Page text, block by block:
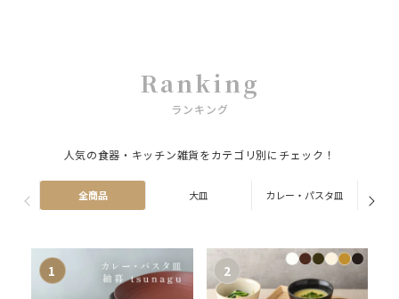
Ranking
ランキング
人気の食器・キッチン雑貨をカテゴリ別にチェック！
全商品 大皿 カレー・パスタ皿